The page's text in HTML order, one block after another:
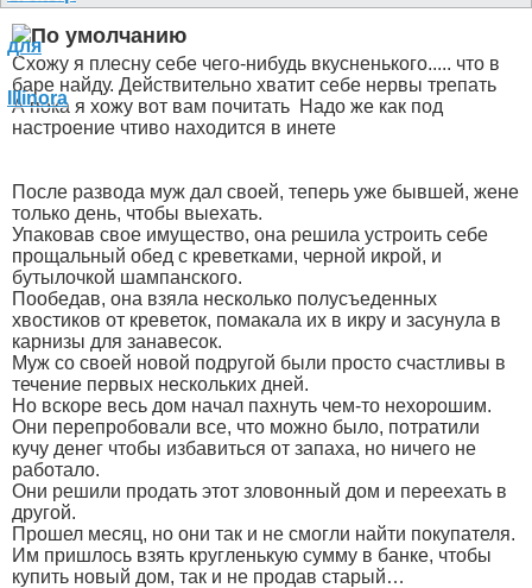
Схожу я плесну себе чего-нибудь вкусненького..... что в
баре найду. Действительно хватит себе нервы трепать
А пока я хожу вот вам почитать Надо же как под
настроение чтиво находится в инете
После развода муж дал своей, теперь уже бывшей, жене
только дeнь, чтобы выехать.
Упаковав свое имущество, она решилa устроить себе
прощальный обед с креветками, черной икрой, и
бутылочкой шампанского.
Пообедав, она взяла несколько полусъеденных
хвостиков от креветок, помакала их в икру и засунула в
карнизы для занавесок.
Mуж со своей новой подругой были просто счастливы в
течение первых нескольких дней.
Ho вскоре весь дом начал пахнуть чем-то нехорошим.
Они перепробовали все, что можно было, потратили
кучу денег чтобы избавиться от запаха, но ничего не
работало.
Они решили продать этот зловонный дом и переехать в
другой.
Прошел месяц, но они так и не смогли найти покупателя.
Им пришлось взять кругленькую сумму в банке, чтобы
купить новый дом, так и не продав старый…